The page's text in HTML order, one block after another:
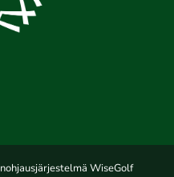
WiseGolf